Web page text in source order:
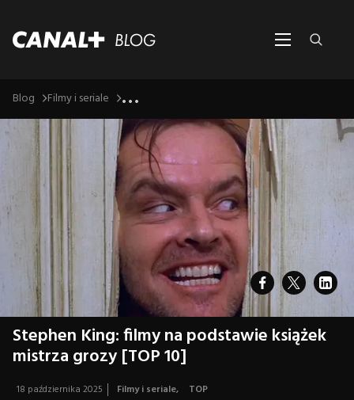
Blog Filmy i seriale ...
Stephen King: filmy na podstawie książek
mistrza grozy [TOP 10]
18 października 2025 Filmy i seriale, TOP